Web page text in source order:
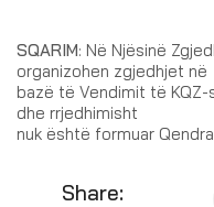
SQARIM: Në Njësinë
organizohen zgjedhjet në
bazë të Vendimit të
dhe rrjedhimisht
nuk është formuar
Share: